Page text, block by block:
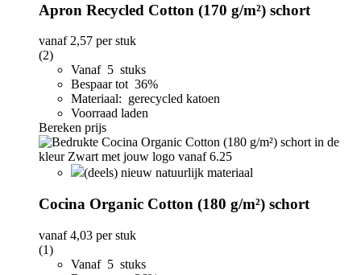
Apron Recycled Cotton (170 g/m²) schort
vanaf2,57 per stuk
(2)
Vanaf 5 stuks
Bespaar tot 36%
Materiaal: gerecycled katoen
Voorraad laden
Bereken prijs
(deels) nieuw natuurlijk materiaal
Cocina Organic Cotton (180 g/m²) schort
vanaf4,03 per stuk
(1)
Vanaf 5 stuks